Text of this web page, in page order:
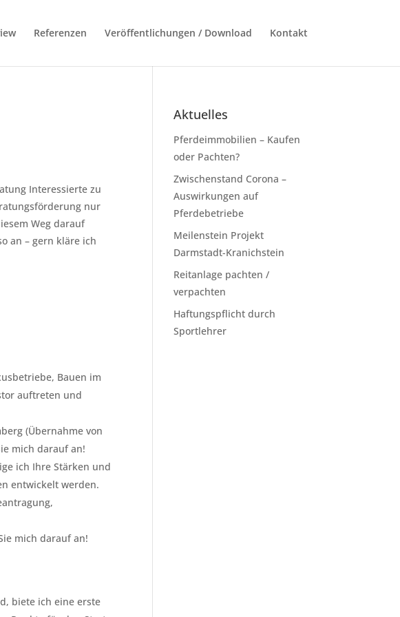
Referenzen Veröffentlichungen / Download Kontakt
Interessierte zu
nur
Weg darauf
an – gern kläre ich
Bauen im
auftreten und
(Übernahme von
mich darauf an!
ich Ihre Stärken und
entwickelt werden.
mich darauf an!
biete ich eine erste
Aktuelles
Pferdeimmobilien – Kaufen
oder Pachten?
Zwischenstand Corona –
Auswirkungen auf
Pferdebetriebe
Meilenstein Projekt
Darmstadt-Kranichstein
Reitanlage pachten /
verpachten
Haftungspflicht durch
Sportlehrer